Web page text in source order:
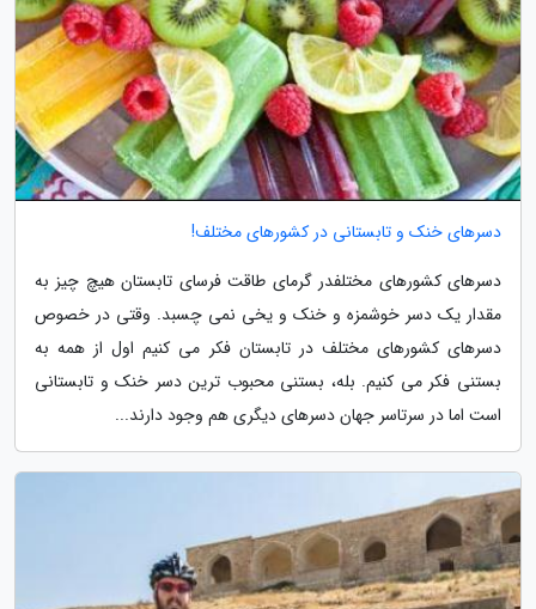
دسرهای خنک و تابستانی در کشورهای مختلف!
دسرهای کشورهای مختلفدر گرمای طاقت فرسای تابستان هیچ چیز به
مقدار یک دسر خوشمزه و خنک و یخی نمی چسبد. وقتی در خصوص
دسرهای کشورهای مختلف در تابستان فکر می کنیم اول از همه به
بستنی فکر می کنیم. بله، بستنی محبوب ترین دسر خنک و تابستانی
است اما در سرتاسر جهان دسرهای دیگری هم وجود دارند...